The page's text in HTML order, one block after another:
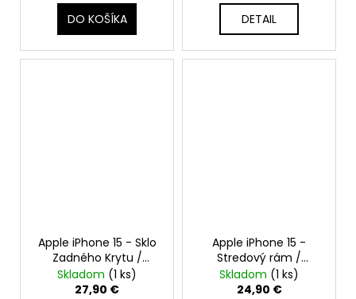
Magnetický Krúžok +
Sklíčka Kamery
(Ružová / Pink) -
Original Apple
DO KOŠÍKA
Magnetický Krúžok +
Sklíčka Kamery
(Zelená / Green) -
Original Apple
DETAIL
Apple iPhone 15 - Sklo
Zadného Krytu /
Housingu + Bezdrôtové
nabíjanie + NFC + Blesk
Skladom (1 ks)
27,90 €
Apple iPhone 15 -
Stredový rám /
Housing + Tlačidlá +
Šuflík pre SIM (Čierny /
Skladom (1 ks)
24,90 €